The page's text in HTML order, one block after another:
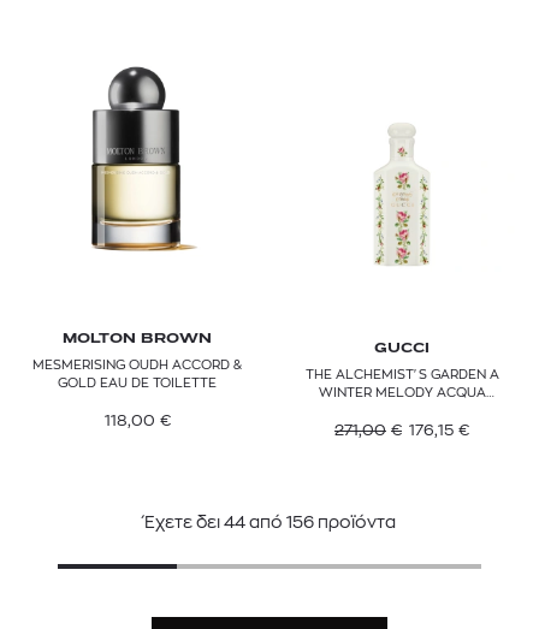
MOLTON BROWN
MESMERISING OUDH ACCORD &
GOLD EAU DE TOILETTE
118,00 €
GUCCI
THE ALCHEMIST'S GARDEN A
WINTER MELODY ACQUA
271,00 € 176,15 €
Έχετε δει 44από 156προϊόντα